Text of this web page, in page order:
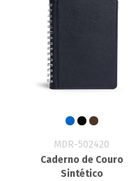
MDR-502420
Caderno de Couro
Sintético